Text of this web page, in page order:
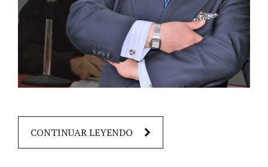
CONTINUAR LEYENDO